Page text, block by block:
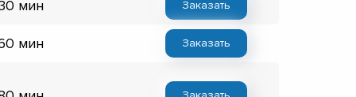
мин Заказать
мин Заказать